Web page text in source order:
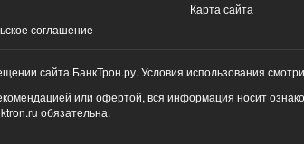
соглашение
Карта сайта
сайта БанкТрон.ру. Условия использования
или офертой, вся информация носит
обязательна.